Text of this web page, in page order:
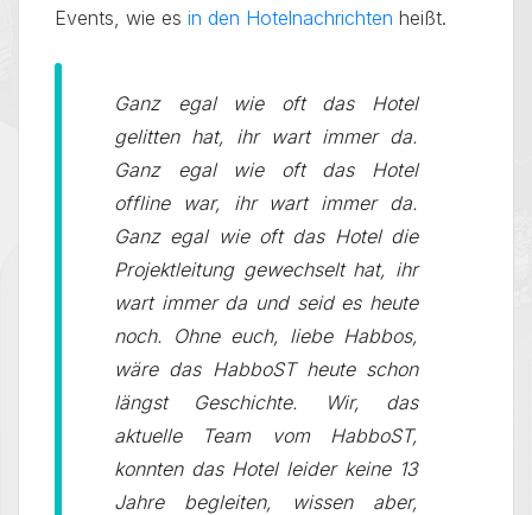
Events, wie es in den Hotelnachrichten heißt.
Ganz egal wie oft das Hotel
gelitten hat, ihr wart immer da.
Ganz egal wie oft das Hotel
offline war, ihr wart immer da.
Ganz egal wie oft das Hotel die
Projektleitung gewechselt hat, ihr
wart immer da und seid es heute
noch. Ohne euch, liebe Habbos,
wäre das HabboST heute schon
längst Geschichte. Wir, das
aktuelle Team vom HabboST,
konnten das Hotel leider keine 13
Jahre begleiten, wissen aber,